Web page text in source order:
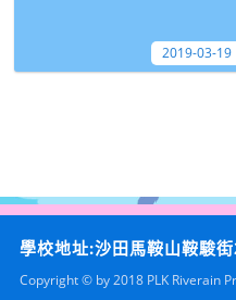
2019-03-19
學校地址:沙田馬鞍山鞍駿
Copyright © by 2018 PLK Riverain